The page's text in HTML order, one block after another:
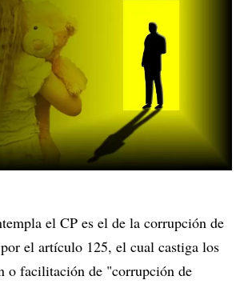
el CP es el de la corrupción de
el artículo 125, el cual castiga los
o facilitación de "corrupción de